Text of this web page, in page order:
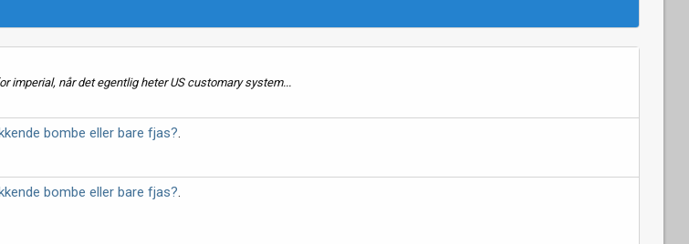
imperial, når det egentlig heter US customary system...
bombe eller bare fjas?.
bombe eller bare fjas?.